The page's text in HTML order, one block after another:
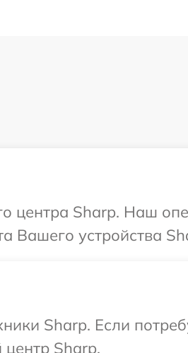
центра Sharp. Наш
Вашего устройства
Sharp. Если
Sharp.